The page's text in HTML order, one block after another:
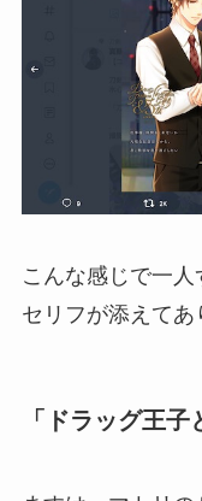
こんな感じで一
セリフが添えてあ
「ドラッグ王